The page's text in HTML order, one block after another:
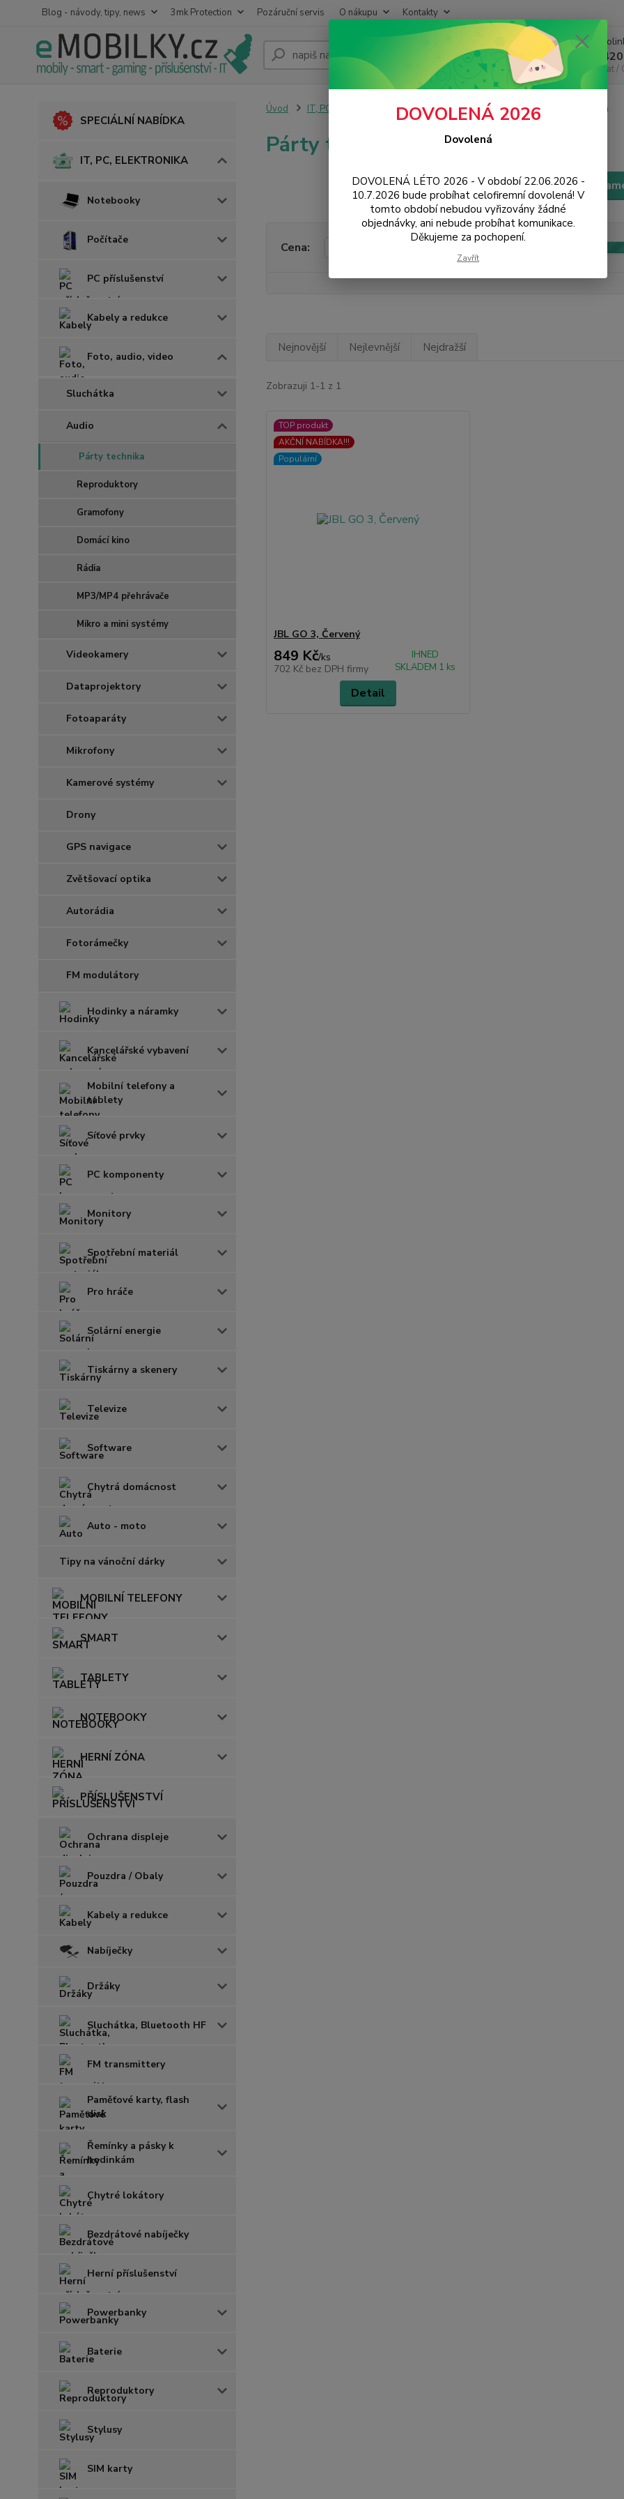
Blog - návody, tipy, news 3mk Protection Pozáruční servis O nákupu Kontakty
Hledat
Chat
SPECIÁLNÍ NABÍDKA
IT, PC, ELEKTRONIKA
Notebooky
Počítače
PC příslušenství
Kabely a redukce
Foto, audio, video
Sluchátka
Audio
Párty technika
Reproduktory
Gramofony
Domácí kino
Rádia
MP3/MP4 přehrávače
Mikro a mini systémy
Videokamery
Dataprojektory
Fotoaparáty
Mikrofony
Kamerové systémy
Drony
GPS navigace
Zvětšovací optika
Autorádia
Fotorámečky
FM modulátory
Hodinky a náramky
Kancelářské vybavení
Mobilní telefony a
tablety
Síťové prvky
PC komponenty
Monitory
Spotřební materiál
Pro hráče
Solární energie
Tiskárny a skenery
Televize
Software
Chytrá domácnost
Auto - moto
Tipy na vánoční dárky
MOBILNÍ TELEFONY
SMART
TABLETY
NOTEBOOKY
HERNÍ ZÓNA
PŘÍSLUŠENSTVÍ
Ochrana displeje
Pouzdra / Obaly
Kabely a redukce
Nabíječky
Držáky
Sluchátka, Bluetooth HF
FM transmittery
Paměťové karty, flash
disk
Řemínky a pásky k
hodinkám
Chytré lokátory
Bezdrátové nabíječky
Herní příslušenství
Powerbanky
Baterie
Reproduktory
Stylusy
SIM karty
Úvod IT, PC, ELEKTRONIKA Foto, audio, video Audio Párty technika
Párty technika
Filtr - výrobci a
Cena:
Nejnovější Nejlevnější Nejdražší
Zobrazuji 1-1 z 1
TOP produkt
AKČNÍ NABÍDKA!!!
Populární
JBL GO 3, Červený
849 Kč/ks
702 Kč bez DPH firmy
IHNED
SKLADEM 1 ks
Detail
DOVOLENÁ 2026
Dovolená
DOVOLENÁ LÉTO 2026 - V období 22.06.2026 -
10.7.2026 bude probíhat celofiremní dovolená! V
tomto období nebudou vyřizovány žádné
objednávky, ani nebude probíhat komunikace.
Děkujeme za pochopení.
Zavřít